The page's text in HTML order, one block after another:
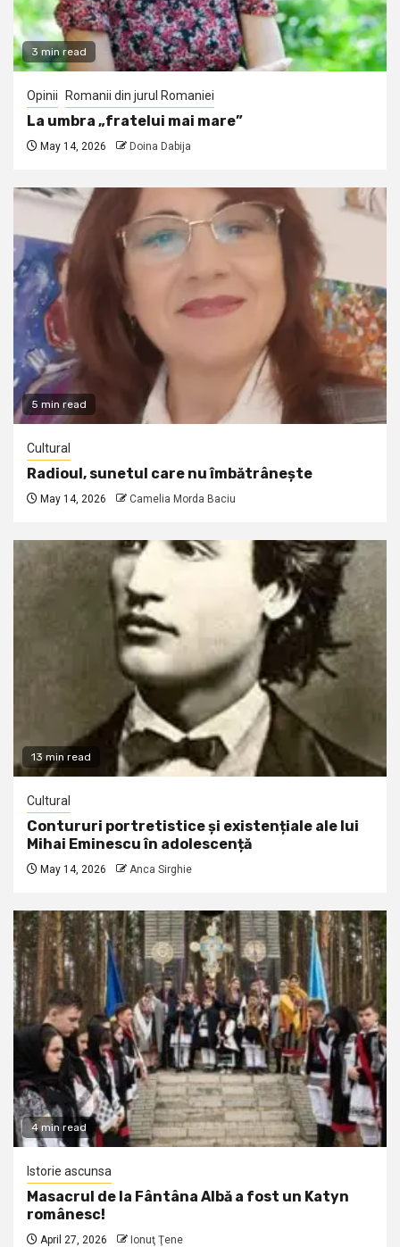
3 min read
Opinii Romanii din jurul Romaniei
La umbra „fratelui mai mare”
May 14, 2026 Doina Dabija
5 min read
Cultural
Radioul, sunetul care nu îmbătrânește
May 14, 2026 Camelia Morda Baciu
13 min read
Cultural
Contururi portretistice și existențiale ale lui
Mihai Eminescu în adolescență
May 14, 2026 Anca Sirghie
4 min read
Istorie ascunsa
Masacrul de la Fântâna Albă a fost un Katyn
românesc!
April 27, 2026 Ionuţ Ţene